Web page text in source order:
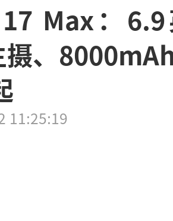
Max：
、
11:25:19